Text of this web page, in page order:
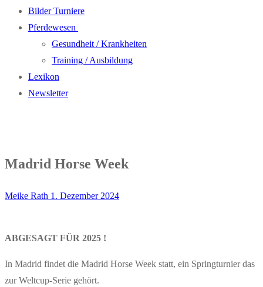
Bilder Turniere
Pferdewesen
Gesundheit / Krankheiten
Training / Ausbildung
Lexikon
Newsletter
Madrid Horse Week
Meike Rath 1. Dezember 2024
ABGESAGT FÜR 2025 !
In Madrid findet die Madrid Horse Week statt, ein Springturnier das
zur Weltcup-Serie gehört.